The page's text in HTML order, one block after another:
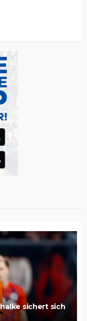
sichert sich